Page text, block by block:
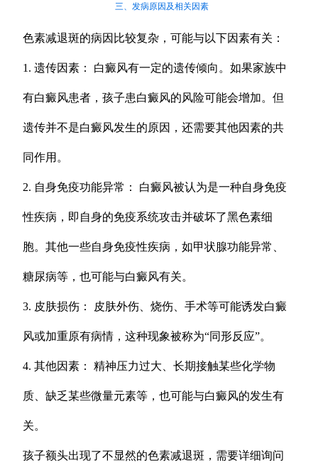
三、发病原因及相关因素
色素减退斑的病因比较复杂，可能与以下因素有关：
1. 遗传因素： 白癜风有一定的遗传倾向。如果家族中
有白癜风患者，孩子患白癜风的风险可能会增加。但
遗传并不是白癜风发生的原因，还需要其他因素的共
同作用。
2. 自身免疫功能异常： 白癜风被认为是一种自身免疫
性疾病，即自身的免疫系统攻击并破坏了黑色素细
胞。其他一些自身免疫性疾病，如甲状腺功能异常、
糖尿病等，也可能与白癜风有关。
3. 皮肤损伤： 皮肤外伤、烧伤、手术等可能诱发白癜
风或加重原有病情，这种现象被称为“同形反应”。
4. 其他因素： 精神压力过大、长期接触某些化学物
质、缺乏某些微量元素等，也可能与白癜风的发生有
关。
孩子额头出现了不显然的色素减退斑，需要详细询问